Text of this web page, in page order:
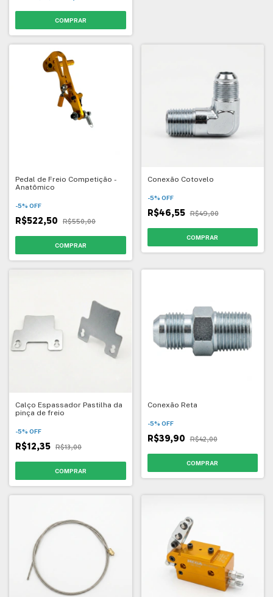
Pedal de Freio Competição -
Anatômico
-5% OFF
R$522,50 R$550,00
Conexão Cotovelo
-5% OFF
R$46,55 R$49,00
Calço Espassador Pastilha da
pinça de freio
-5% OFF
R$12,35 R$13,00
Conexão Reta
-5% OFF
R$39,90 R$42,00